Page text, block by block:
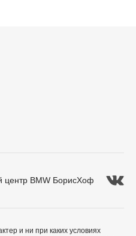
центр BMW БорисХоф
и ни при каких условиях